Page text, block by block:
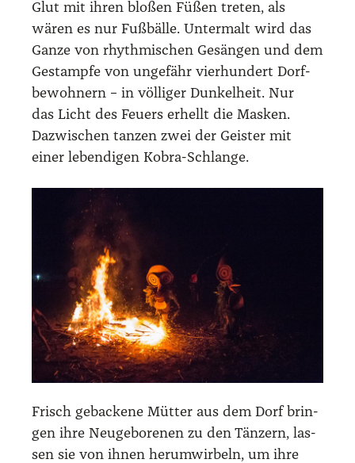
Glut mit ihren blo­ßen Füßen tre­ten, als
wären es nur Fuß­bäl­le. Unter­malt wird das
Gan­ze von rhyth­mi­schen Gesän­gen und dem
Gestamp­fe von unge­fähr vier­hun­dert Dorf­
be­woh­nern – in völ­li­ger Dun­kel­heit. Nur
das Licht des Feu­ers erhellt die Mas­ken.
Dazwi­schen tan­zen zwei der Geis­ter mit
einer leben­di­gen Kobra-Schlan­ge.
Frisch geba­cke­ne Müt­ter aus dem Dorf brin­
gen ihre Neu­ge­bo­re­nen zu den Tän­zern, las­
sen sie von ihnen her­um­wir­beln, um ihre